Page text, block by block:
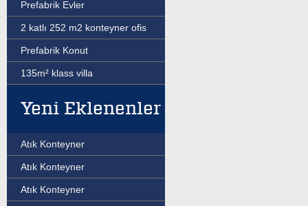
Prefabrik Evler
2 katlı 252 m2 konteyner ofis
Prefabrik Konut
135m² klass villa
Yeni Eklenenler
Atık Konteyner
Atık Konteyner
Atık Konteyner